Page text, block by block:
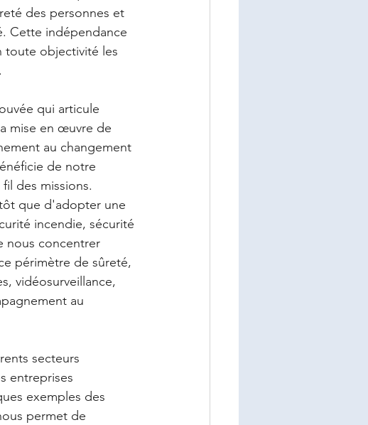
des personnes et
Cette indépendance
toute objectivité les
qui articule
mise en œuvre de
au changement
de notre
des missions.
que d'adopter une
incendie, sécurité
nous concentrer
périmètre de sûreté,
vidéosurveillance,
au
secteurs
entreprises
exemples des
permet de